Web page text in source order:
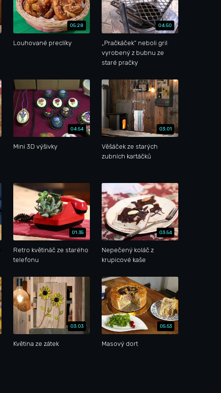
05:28
Louhované preclíky
04:50
„Pračkáček“ neboli gril
vyrobený z bubnu ze
staré pračky
04:54
Mini 3D výšivky
03:01
Věšáček ze starých
zubních kartáčků
01:35
Retro květináč ze starého
telefonu
03:54
Nepečený koláč z
krupicové kaše
03:03
Květina ze zátek
05:53
Masový dort